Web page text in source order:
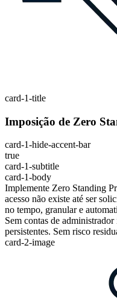
card-1-title
Imposição de Zero
card-1-hide-accent-bar
true
card-1-subtitle
card-1-body
Implemente Zero Standing
acesso não existe até ser
no tempo, granular e
Sem contas de
persistentes. Sem risco
card-2-image